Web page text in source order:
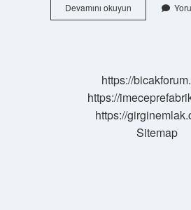
Devamını okuyunTürk
Beylikleri
https://
https://
https://
Sitemap